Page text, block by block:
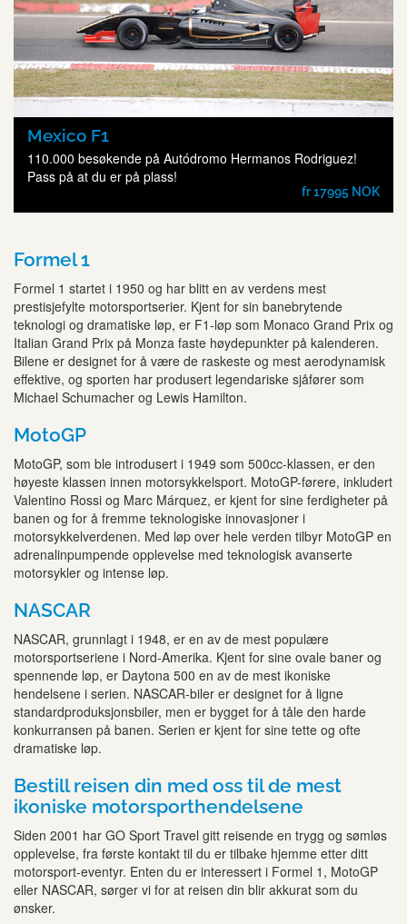
Mexico F1
110.000 besøkende på Autódromo Hermanos Rodriguez!
Pass på at du er på plass!
fr 17995 NOK
Formel 1
Formel 1 startet i 1950 og har blitt en av verdens mest
prestisjefylte motorsportserier. Kjent for sin banebrytende
teknologi og dramatiske løp, er F1-løp som Monaco Grand Prix og
Italian Grand Prix på Monza faste høydepunkter på kalenderen.
Bilene er designet for å være de raskeste og mest aerodynamisk
effektive, og sporten har produsert legendariske sjåfører som
Michael Schumacher og Lewis Hamilton.
MotoGP
MotoGP, som ble introdusert i 1949 som 500cc-klassen, er den
høyeste klassen innen motorsykkelsport. MotoGP-førere, inkludert
Valentino Rossi og Marc Márquez, er kjent for sine ferdigheter på
banen og for å fremme teknologiske innovasjoner i
motorsykkelverdenen. Med løp over hele verden tilbyr MotoGP en
adrenalinpumpende opplevelse med teknologisk avanserte
motorsykler og intense løp.
NASCAR
NASCAR, grunnlagt i 1948, er en av de mest populære
motorsportseriene i Nord-Amerika. Kjent for sine ovale baner og
spennende løp, er Daytona 500 en av de mest ikoniske
hendelsene i serien. NASCAR-biler er designet for å ligne
standardproduksjonsbiler, men er bygget for å tåle den harde
konkurransen på banen. Serien er kjent for sine tette og ofte
dramatiske løp.
Bestill reisen din med oss til de mest
ikoniske motorsporthendelsene
Siden 2001 har GO Sport Travel gitt reisende en trygg og sømløs
opplevelse, fra første kontakt til du er tilbake hjemme etter ditt
motorsport-eventyr. Enten du er interessert i Formel 1, MotoGP
eller NASCAR, sørger vi for at reisen din blir akkurat som du
ønsker.